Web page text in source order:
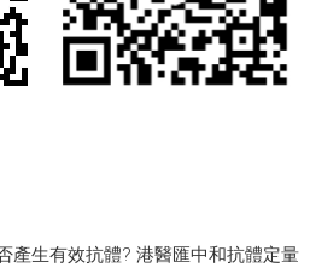
產生有效抗體? 港醫匯中和抗體定量